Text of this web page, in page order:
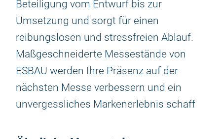
Beteiligung vom Entwurf bis zur
Umsetzung und sorgt für einen
reibungslosen und stressfreien Ablauf.
Maßgeschneiderte Messestände von
ESBAU werden Ihre Präsenz auf der
nächsten Messe verbessern und ein
unvergessliches Markenerlebnis schaff